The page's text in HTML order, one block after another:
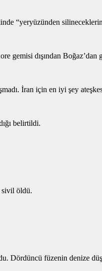
“yeryüzünden
gemisi dışından
İran için en iyi şey
belirtildi.
sivil öldü.
Dördüncü füzenin denize